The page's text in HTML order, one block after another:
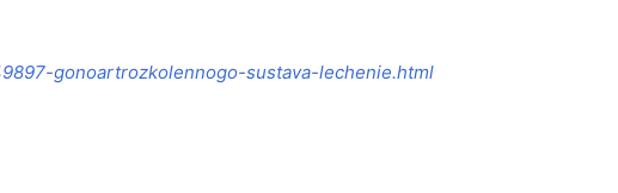
gonoartrozkolennogo-sustava-lechenie.html